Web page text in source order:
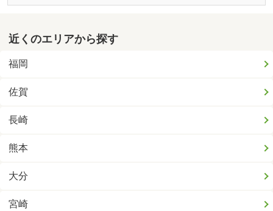
近くのエリアから探す
福岡
佐賀
長崎
熊本
大分
宮崎